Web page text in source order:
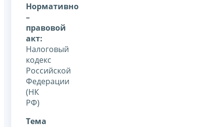
Нормативно
–
правовой
акт:
Налоговый
кодекс
Российской
Федерации
(НК
РФ)
Тема